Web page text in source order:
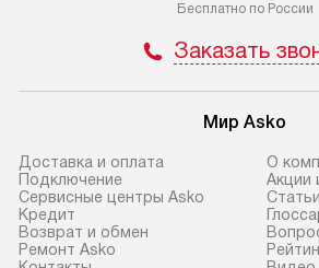
Бесплатно по России
Заказать
Мир Asko
Доставка и оплата
Подключение
Сервисные центры Asko
Кредит
Возврат и обмен
Ремонт Asko
О
Акции
Статьи